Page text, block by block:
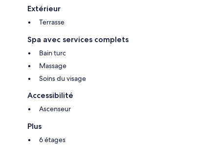
Extérieur
Terrasse
Spa avec services complets
Bain turc
Massage
Soins du visage
Accessibilité
Ascenseur
Plus
6 étages